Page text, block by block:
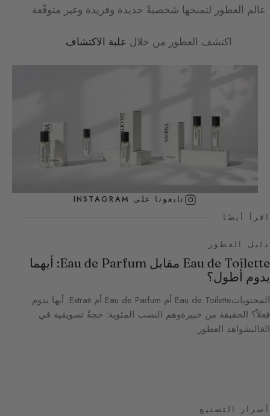
عالم العطور لتمنحها شخصيةً جديدة وفريدة وغير متوقّعة.
اكتشف العطور من خلال علبة الاكتشاف.
تابعونا على INSTAGRAM
اقرأ أيضًا
دليل العطور
Eau de Toilette مقابل Eau de Parfum: أيهما
يدوم أطول؟
المحتوياتEau de Toilette أم Eau de Parfum أم Extrait: أيها يدوم
فعلاً؟ الحقيقة من خبيرةوهم النسب المئوية: حجةٌ تسويقية في
الغالبشواهد العطور…
أسرار التصنيع